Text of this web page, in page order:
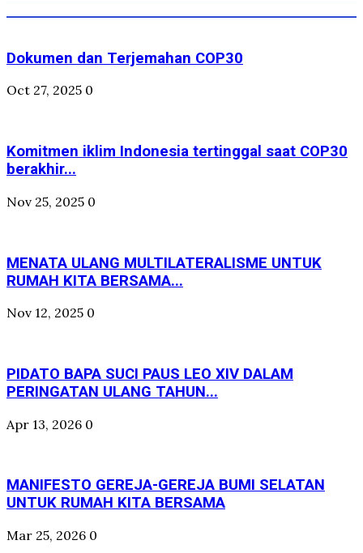
Dokumen dan Terjemahan COP30
Oct 27, 2025 0
Komitmen iklim Indonesia tertinggal saat COP30
berakhir...
Nov 25, 2025 0
MENATA ULANG MULTILATERALISME UNTUK
RUMAH KITA BERSAMA...
Nov 12, 2025 0
PIDATO BAPA SUCI PAUS LEO XIV DALAM
PERINGATAN ULANG TAHUN...
Apr 13, 2026 0
MANIFESTO GEREJA-GEREJA BUMI SELATAN
UNTUK RUMAH KITA BERSAMA
Mar 25, 2026 0